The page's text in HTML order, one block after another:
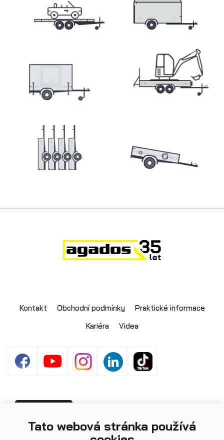
Přepravníky minibagrů
Kontakt Obchodní podmínky
Praktické informace
Kariéra
Videa
ilustrační.
Tato webová stránka používá